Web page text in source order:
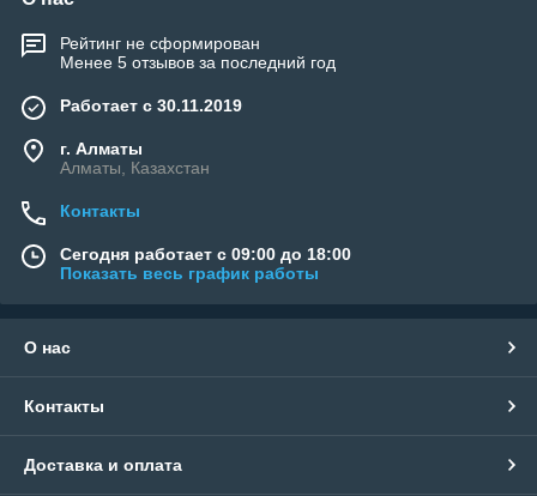
Рейтинг не сформирован
Менее 5 отзывов за последний год
Работает с 30.11.2019
г. Алматы
Алматы, Казахстан
Контакты
Сегодня работает с 09:00 до 18:00
Показать весь график работы
О нас
Контакты
Доставка и оплата